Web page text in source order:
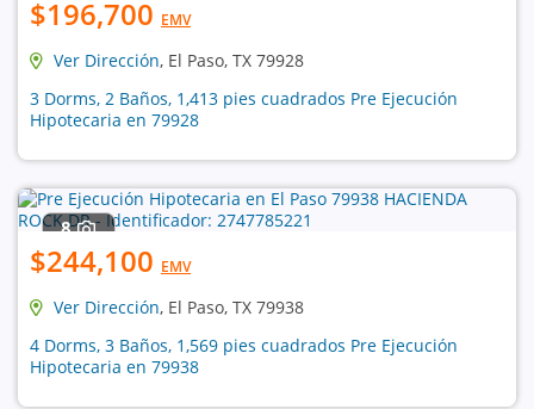
$196,700 EMV
Ver Dirección, El Paso, TX 79928
3 Dorms, 2 Baños, 1,413 pies cuadrados Pre Ejecución
Hipotecaria en 79928
8
$244,100 EMV
Ver Dirección, El Paso, TX 79938
4 Dorms, 3 Baños, 1,569 pies cuadrados Pre Ejecución
Hipotecaria en 79938